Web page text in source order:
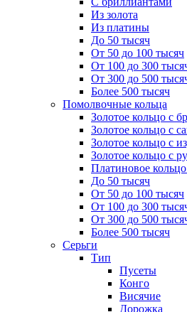
Из золота
Из платины
До 50 тысяч
От 50 до 100 тысяч
От 100 до 300
От 300 до 500
Более 500 тысяч
Помолвочные кольца
Золотое кольцо с
Золотое кольцо с
Золотое кольцо с
Золотое кольцо с
Платиновое
До 50 тысяч
От 50 до 100 тысяч
От 100 до 300
От 300 до 500
Более 500 тысяч
Серьги
Тип
Пусеты
Конго
Висячие
Дорожка